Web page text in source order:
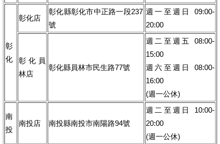
彰
化
彰化店
彰化縣彰化市中正路一段237
號
週一至週日 09:00-
20:00
彰化員
林店
彰化縣員林市民生路77號
週二至週五 08:00-
15:00
週六至週日 08:00-
16:00
(週一公休)
南
投
南投店 南投縣南投市南陽路94號
週二至週日 10:00-
20:00
(週一公休)